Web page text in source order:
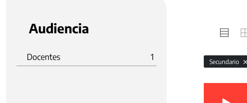
Audiencia
Docentes 1 Secundario